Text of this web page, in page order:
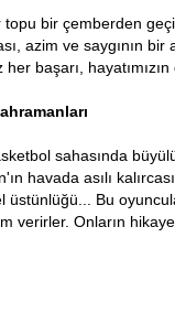
bir çemberden
azim ve saygının
her başarı,
sahasında
havada asılı
üstünlüğü... Bu
verirler. Onların